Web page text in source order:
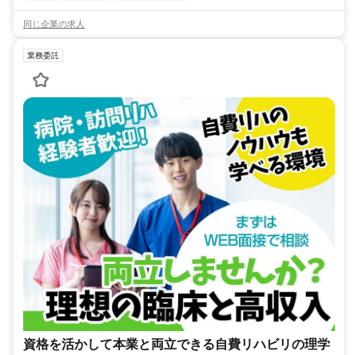
同じ企業の求人
業務委託
資格を活かして本業と両立できる自費リハビリの理学